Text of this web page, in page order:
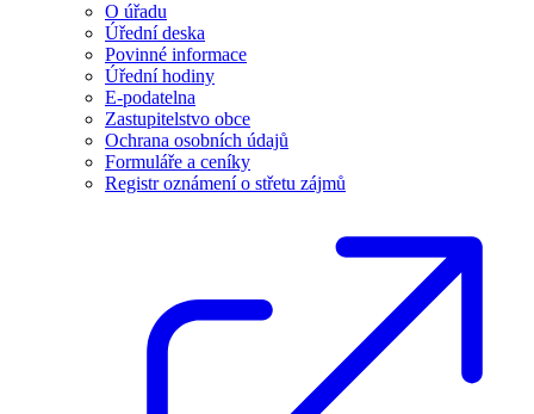
O úřadu
Úřední deska
Povinné informace
Úřední hodiny
E-podatelna
Zastupitelstvo obce
Ochrana osobních údajů
Formuláře a ceníky
Registr oznámení o střetu zájmů